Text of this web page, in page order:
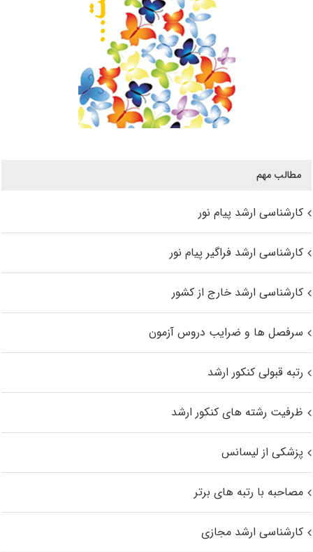
مطالب مهم
کارشناسی ارشد پیام نور
کارشناسی ارشد فراگیر پیام نور
کارشناسی ارشد خارج از کشور
سرفصل ها و ضرایب دروس آزمون
رتبه قبولی کنکور ارشد
ظرفیت رشته های کنکور ارشد
پزشکی از لیسانس
مصاحبه با رتبه های برتر
کارشناسی ارشد مجازی